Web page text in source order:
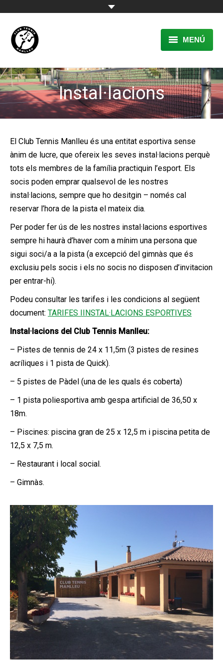
MENÚ
EL CLUB
RESERVA
TENNIS
ACTIVITATS
CONTACTE
Instal·lacions
El Club Tennis Manlleu és una entitat esportiva sense
ànim de lucre, que ofereix les seves instal·lacions perquè
tots els membres de la família practiquin l’esport. Els
socis poden emprar qualsevol de les nostres
instal·lacions, sempre que ho desitgin – només cal
reservar l’hora de la pista el mateix dia.
Per poder fer ús de les nostres instal·lacions esportives
sempre hi haurà d’haver com a mínim una persona que
sigui soci/a a la pista (a excepció del gimnàs que és
exclusiu pels socis i els no socis no disposen d’invitacion
per entrar-hi).
Podeu consultar les tarifes i les condicions al següent
document: TARIFES IINSTAL·LACIONS ESPORTIVES
Instal·lacions del Club Tennis Manlleu:
– Pistes de tennis de 24 x 11,5m (3 pistes de resines
acríliques i 1 pista de Quick).
– 5 pistes de Pàdel (una de les quals és coberta)
– 1 pista poliesportiva amb gespa artificial de 36,50 x
18m.
– Piscines: piscina gran de 25 x 12,5 m i piscina petita de
12,5 x 7,5 m.
– Restaurant i local social.
– Gimnàs.